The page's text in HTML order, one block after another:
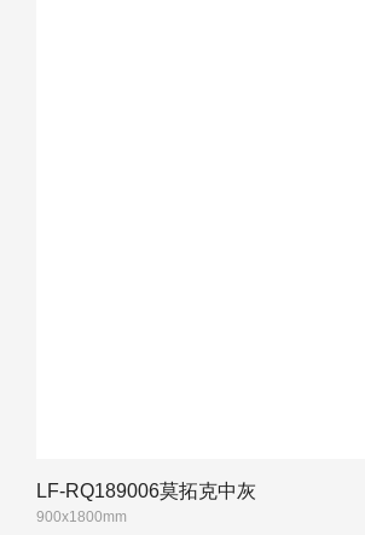
LF-RQ189006莫拓克中灰
900x1800mm